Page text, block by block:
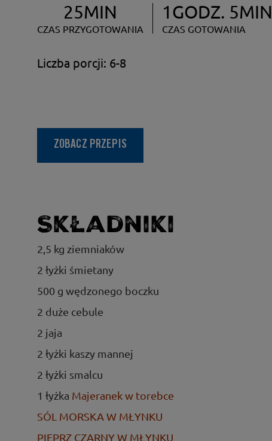
25MIN
CZAS PRZYGOTOWANIA
1GODZ. 5MIN
CZAS GOTOWANIA
Liczba porcji: 6-8
ZOBACZ PRZEPIS
Składniki
2,5 kg ziemniaków
2 łyżki śmietany
500 g wędzonego boczku
2 duże cebule
2 jaja
2 łyżki kaszy mannej
2 łyżki smalcu
1 łyżka Majeranek w torebce
SÓL MORSKA W MŁYNKU
PIEPRZ CZARNY W MŁYNKU